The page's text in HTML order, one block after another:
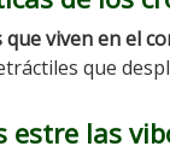
viven en el
que
estre las